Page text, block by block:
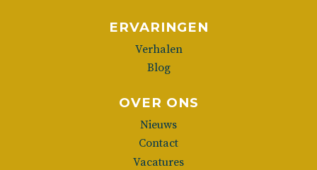
ERVARINGEN
Verhalen
Blog
OVER ONS
Nieuws
Contact
Vacatures